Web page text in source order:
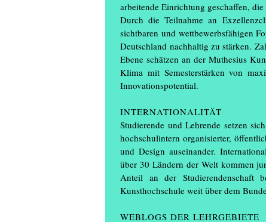
arbeitende Einrichtung geschaffen,
Durch die Teilnahme an
sichtbaren und wettbewerbsfähigen
Deutschland nachhaltig zu stärken.
Ebene schätzen an der Muthesius
Klima mit Semesterstärken von
Innovationspotential.
INTERNATIONALITÄT
Studierende und Lehrende setzen
hochschulintern organisierter,
und Design auseinander.
über 30 Ländern der Welt kommen
Anteil an der Studierendenschaft
Kunsthochschule weit über dem
WEBLOGS DER LEHRGEBIETE